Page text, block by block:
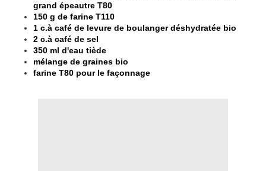
grand épeautre T80
150 g de farine T110
1 c.à café de levure de boulanger déshydratée bio
2 c.à café de sel
350 ml d'eau tiède
mélange de graines bio
farine T80 pour le façonnage